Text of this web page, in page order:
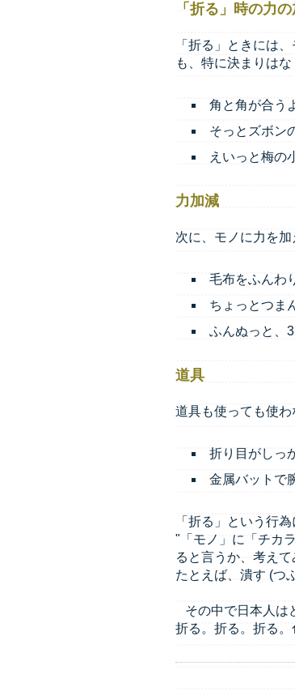
「折る」時の力
「折る」ときには
も、特に決まりは
角と角が合う
そっとズボン
えいっと梅の
力加減
次に、モノに力を
毛布をふんわ
ちょっとつま
ふんぬっと、
道具
道具も使っても使わ
折り目がしっ
金属バットで
「折る」という行
"「モノ」に「チカ
ると言うか、考え
たとえば、潰す (つ
その中で日本人は
折る。折る。折る